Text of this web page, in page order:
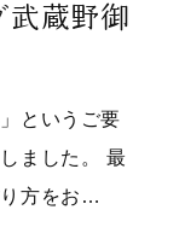
蔵野御
というご要
ました。 最
方をお…